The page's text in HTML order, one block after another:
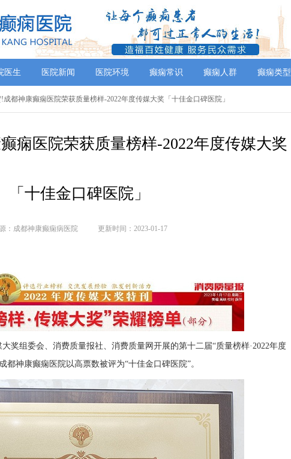
医生 医院新闻 医院环境 癫痫常识 癫痫人群 癫痫类型
成都神康癫痫医院荣获质量榜样-2022年度传媒大奖「十佳金口碑医院」
痫医院荣获质量榜样-2022年度传媒大奖
「十佳金口碑医院」
：成都神康癫痫病医院 更新时间：2023-01-17
奖组委会、消费质量报社、消费质量网开展的第十二届“质量榜样·2022年度
都神康癫痫医院以高票数被评为“十佳金口碑医院”。